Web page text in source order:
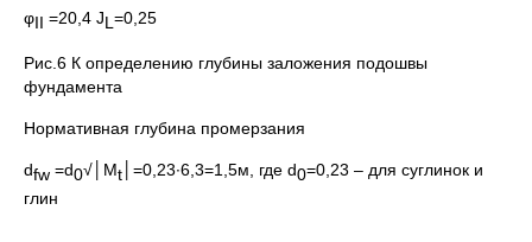
φII =20,4 ЈL =0,25
Рис.6 К определению глубины заложения подошвы
фундамента
Нормативная глубина промерзания
dfw =d0√│Мt │=0,23·6,3=1,5м, где d0=0,23 – для суглинок и
глин